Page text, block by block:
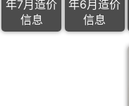
年7月造价
信息
年6月造价
信息